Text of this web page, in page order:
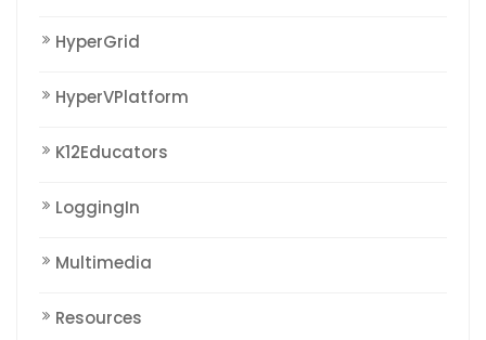
HyperGrid
HyperVPlatform
K12Educators
LoggingIn
Multimedia
Resources